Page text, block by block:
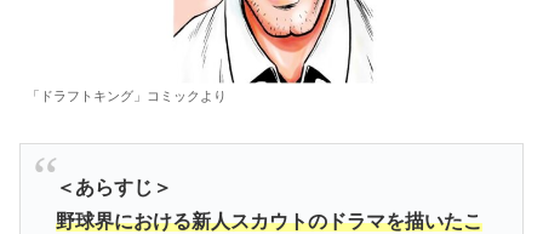
「ドラフトキング」コミックより
＜あらすじ＞
野球界における新人スカウトのドラマを描いたこ